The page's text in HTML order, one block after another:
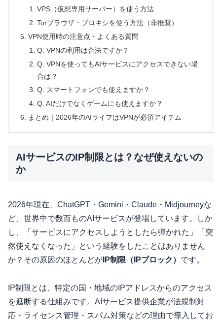
VPS（仮想専用サーバー）を使う方法
Torブラウザ・プロキシを使う方法（非推奨）
VPN使用時の注意点・よくある質問
Q. VPNの利用は合法ですか？
Q. VPNを使ってもAIサービスにアクセスできない場
合は？
Q. スマートフォンでも使えますか？
Q. AIだけでなくゲームにも使えますか？
まとめ｜2026年のAIライフはVPNが必須アイテム
AIサービスのIP制限とは？なぜ使えないの
か
2026年現在、ChatGPT・Gemini・Claude・Midjourneyな
ど、世界中で数百ものAIサービスが登場しています。しか
し、「サービスにアクセスしようとしたら弾かれた」「突
然使えなくなった」という経験をしたことはありません
か？その原因のほとんどが IP制限（IPブロック） です。
IP制限とは、特定の国・地域のIPアドレスからのアクセス
を遮断する仕組みです。AIサービス提供企業が法規制対
応・ライセンス管理・スパム対策などの理由で導入してお